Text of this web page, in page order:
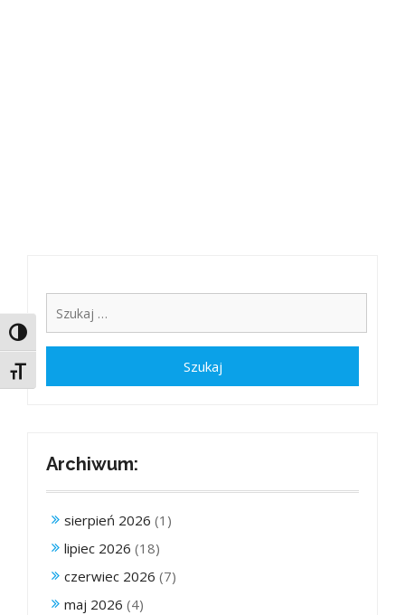
Toggle High Contrast
Toggle Font size
Archiwum:
sierpień 2026 (1)
lipiec 2026 (18)
czerwiec 2026 (7)
maj 2026 (4)